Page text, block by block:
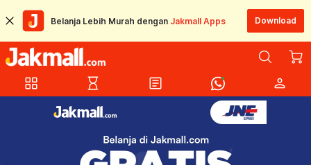
Belanja Lebih Murah dengan Jakmall Apps Download
grid_view hourglass_empty article person